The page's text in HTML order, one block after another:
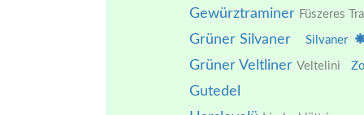
Gewürztraminer Füszeres
Grüner Silvaner Silvaner
Grüner Veltliner Veltelini
Gutedel